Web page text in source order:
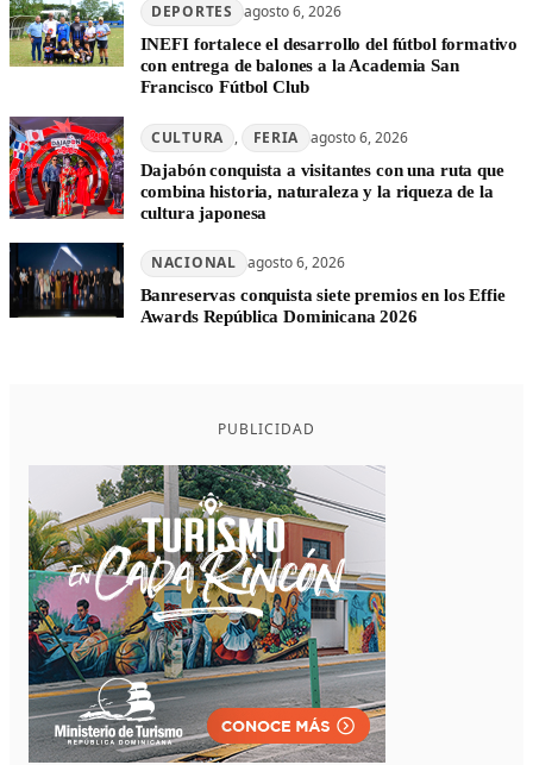
DEPORTES agosto 6, 2026
INEFI fortalece el desarrollo del fútbol formativo
con entrega de balones a la Academia San
Francisco Fútbol Club
CULTURA , FERIA agosto 6, 2026
Dajabón conquista a visitantes con una ruta que
combina historia, naturaleza y la riqueza de la
cultura japonesa
NACIONAL agosto 6, 2026
Banreservas conquista siete premios en los Effie
Awards República Dominicana 2026
PUBLICIDAD